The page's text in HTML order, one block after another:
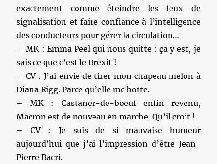
exactement comme éteindre les feux de
signalisation et faire confiance à l’intelligence
des conducteurs pour gérer la circulation…
– MK : Emma Peel qui nous quitte : ça y est, je
sais ce que c’est le Brexit !
– CV : J’ai envie de tirer mon chapeau melon à
Diana Rigg. Parce qu’elle me botte.
– MK : Castaner-de-boeuf enfin revenu,
Macron est de nouveau en marche. Qu’il croit !
– CV : Je suis de si mauvaise humeur
aujourd’hui que j’ai l’impression d’être Jean-
Pierre Bacri.